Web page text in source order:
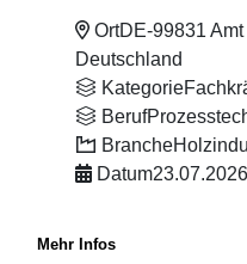
OrtDE-99831
Deutschland
Kategorie
Beruf
Branche
Datum23.07.2026
Mehr Infos